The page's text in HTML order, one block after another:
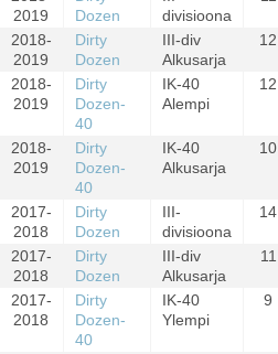
2019
Dozen
divisioona
2018-
2019
Dirty
Dozen
III-div
Alkusarja
12
2018-
2019
Dirty
Dozen-
40
IK-40
Alempi
12
2018-
2019
Dirty
Dozen-
40
IK-40
Alkusarja
10
2017-
2018
Dirty
Dozen
III-
divisioona
14
2017-
2018
Dirty
Dozen
III-div
Alkusarja
11
2017-
2018
Dirty
Dozen-
40
IK-40
Ylempi
9